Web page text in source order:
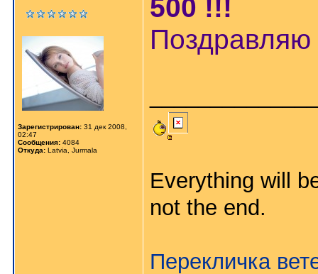
Зарегистрирован: 31 дек 2008,
02:47
Сообщения: 4084
Откуда: Latvia, Jurmala
500 !!!
Everything will
not the end.
Перекличка